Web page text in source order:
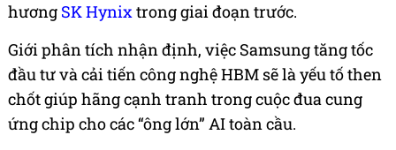
hương SK Hynixtrong giai đoạn trước.
Giới phân tích nhận định, việc Samsung tăng tốc
đầu tư và cải tiến công nghệ HBM sẽ là yếu tố then
chốt giúp hãng cạnh tranh trong cuộc đua cung
ứng chip cho các “ông lớn” AI toàn cầu.